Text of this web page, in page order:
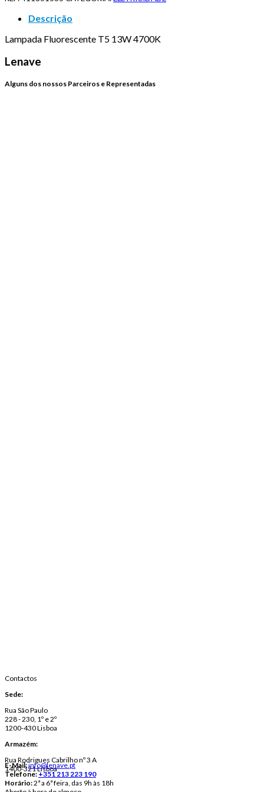
Descrição
Lampada Fluorescente T5 13W 4700K
Lenave
Alguns dos nossos Parceiros e Representadas
Contactos
Sede:
Rua São Paulo
228 - 230, 1º e 2º
1200-430 Lisboa
Armazém:
Rua Rodrigues Cabrilho nº 3 A
1400-321 Lisboa
E-Mail:info@lenave.pt
Telefone:+351 213 223 190
Horário:2ª a 6ª feira, das 9h às 18h